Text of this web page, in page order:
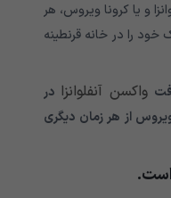
و یا کرونا ویروس، هر
را در خانه قرنطینه
واکسن آنفلوانزا در
از هر زمان دیگری
است.